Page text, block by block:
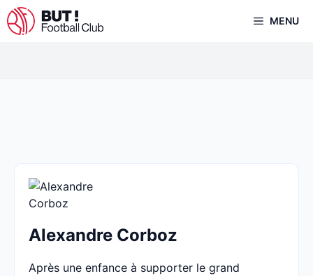
Aller
au
MENU
Alexandre Corboz
Après une enfance à supporter le grand